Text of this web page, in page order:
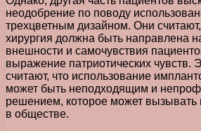
неодобрение по поводу
трехцветным дизайном. Они считают,
хирургия должна быть направлена
внешности и самочувствия
выражение патриотических чувств.
считают, что использование
может быть неподходящим и
решением, которое может вызывать
в обществе.